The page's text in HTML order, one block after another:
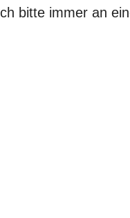
bitte immer an